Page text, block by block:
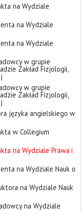
na Wydziale
na Wydziale
na Wydziale
w grupie
Zakład Fizjologii,
w grupie
Zakład Fizjologii,
języka angielskiego w
w Collegium
na Wydziale Prawa i
na Wydziale Nauk o
na Wydziale Nauk
na Wydziale